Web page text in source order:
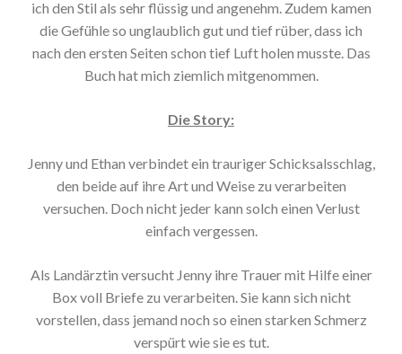
ich den Stil als sehr flüssig und angenehm. Zudem kamen
die Gefühle so unglaublich gut und tief rüber, dass ich
nach den ersten Seiten schon tief Luft holen musste. Das
Buch hat mich ziemlich mitgenommen.
Die Story:
Jenny und Ethan verbindet ein trauriger Schicksalsschlag,
den beide auf ihre Art und Weise zu verarbeiten
versuchen. Doch nicht jeder kann solch einen Verlust
einfach vergessen.
Als Landärztin versucht Jenny ihre Trauer mit Hilfe einer
Box voll Briefe zu verarbeiten. Sie kann sich nicht
vorstellen, dass jemand noch so einen starken Schmerz
verspürt wie sie es tut.